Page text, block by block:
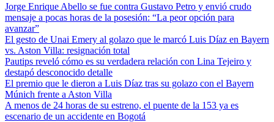
Jorge Enrique Abello se fue contra Gustavo Petro y envió crudo
mensaje a pocas horas de la posesión: “La peor opción para
avanzar”
El gesto de Unai Emery al golazo que le marcó Luis Díaz en Bayern
vs. Aston Villa: resignación total
Pautips reveló cómo es su verdadera relación con Lina Tejeiro y
destapó desconocido detalle
El premio que le dieron a Luis Díaz tras su golazo con el Bayern
Múnich frente a Aston Villa
A menos de 24 horas de su estreno, el puente de la 153 ya es
escenario de un accidente en Bogotá